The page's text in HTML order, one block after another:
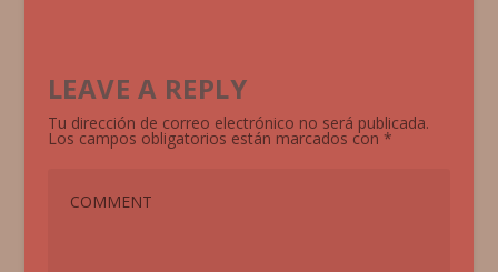
LEAVE A REPLY
Tu dirección de correo electrónico no será publicada.
Los campos obligatorios están marcados con *